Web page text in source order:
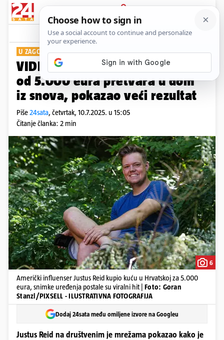
PRIJAVA
Show Komentari
U ZAGORJU
VIDEO Američki influencer kuću
od 5.000 eura pretvara u dom
iz snova, pokazao veći rezultat
Piše24sata, četvrtak, 10.7.2025. u 15:05
Čitanje članka: 2 min
6
Američki influenser Justus Reid kupio kuću u Hrvatskoj za 5.000
eura, snimke uređenja postale su viralni hit | Foto: Goran
Stanzl/PIXSELL - ILUSTRATIVNA FOTOGRAFIJA
Dodaj 24sata među omiljene izvore na Googleu
Justus Reid na društvenim je mrežama pokazao kako je